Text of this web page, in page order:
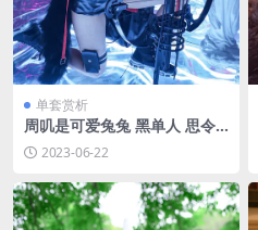
单套赏析
周叽是可爱兔兔 黑单人 思令
[15P-136MB]
2023-06-22